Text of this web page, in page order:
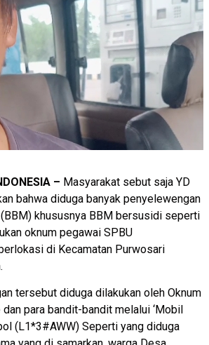
– Masyarakat sebut saja YD
bahwa diduga banyak penyelewengan
(BBM) khususnya BBM bersusidi seperti
oknum pegawai SPBU
di Kecamatan Purwosari
tersebut diduga dilakukan oleh Oknum
para bandit-bandit melalui ‘Mobil
(L1*3#AWW) Seperti yang diduga